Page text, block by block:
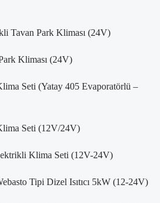
Tavan Park Kliması (24V)
Kliması (24V)
Seti (Yatay 405 Evaporatörlü –
Seti (12V/24V)
Klima Seti (12V-24V)
Tipi Dizel Isıtıcı 5kW (12-24V)